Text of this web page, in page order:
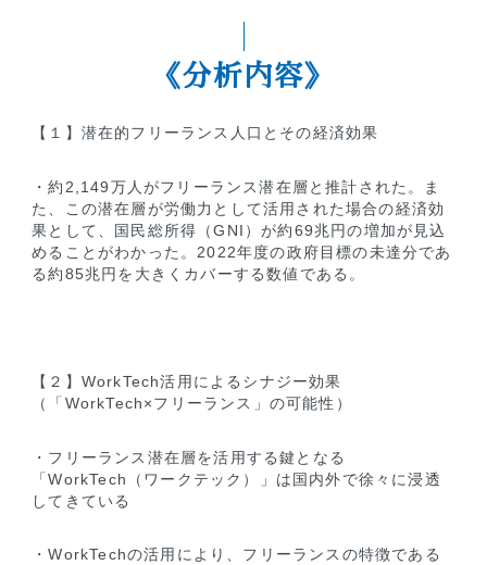
《分析内容》
【１】潜在的フリーランス人口とその経済効果
・約2,149万人がフリーランス潜在層と推計された。ま
た、この潜在層が労働力として活用された場合の経済効
果として、国民総所得（GNI）が約69兆円の増加が見込
めることがわかった。2022年度の政府目標の未達分であ
る約85兆円を大きくカバーする数値である。
【２】WorkTech活用によるシナジー効果
（「WorkTech×フリーランス」の可能性）
・フリーランス潜在層を活用する鍵となる
「WorkTech（ワークテック）」は国内外で徐々に浸透
してきている
・WorkTechの活用により、フリーランスの特徴である